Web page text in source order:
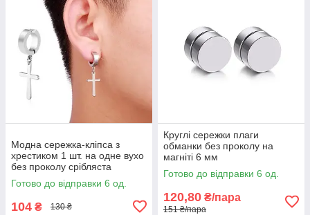
Модна сережка-кліпса з
хрестиком 1 шт. на одне вухо
без проколу срібляста
Готово до відправки 6 од.
104 ₴ 130 ₴
Круглі сережки плаги
обманки без проколу на
магніті 6 мм
Готово до відправки 6 од.
120,80 ₴/пара
151 ₴/пара